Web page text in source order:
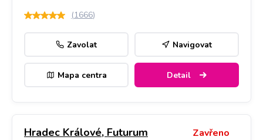
(1666)
Zavolat Navigovat
Mapa centra Detail
Hradec Králové, Futurum Zavřeno